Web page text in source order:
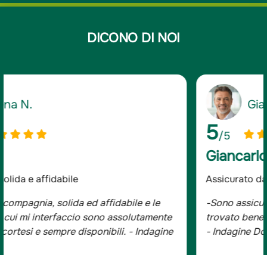
DICONO DI NOI
5/5
Assicurato da oltre 20 anni
-Sono assicurato da oltre 20 anni e mi sono sempre
trovato bene, tutta la famiglia è con Groupama.
- Indagine Doxa*